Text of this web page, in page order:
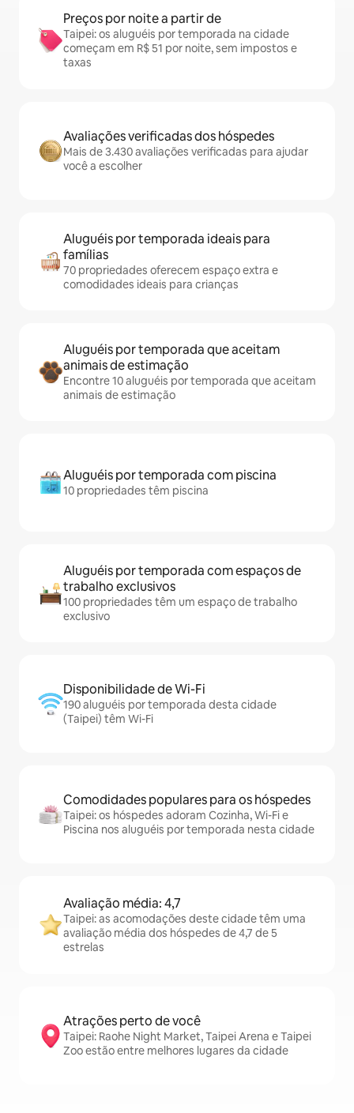
Preços por noite a partir de
Taipei: os aluguéis por temporada na cidade
começam em R$ 51 por noite, sem impostos e
taxas
Avaliações verificadas dos hóspedes
Mais de 3.430 avaliações verificadas para ajudar
você a escolher
Aluguéis por temporada ideais para
famílias
70 propriedades oferecem espaço extra e
comodidades ideais para crianças
Aluguéis por temporada que aceitam
animais de estimação
Encontre 10 aluguéis por temporada que aceitam
animais de estimação
Aluguéis por temporada com piscina
10 propriedades têm piscina
Aluguéis por temporada com espaços de
trabalho exclusivos
100 propriedades têm um espaço de trabalho
exclusivo
Disponibilidade de Wi-Fi
190 aluguéis por temporada desta cidade
(Taipei) têm Wi-Fi
Comodidades populares para os hóspedes
Taipei: os hóspedes adoram Cozinha, Wi-Fi e
Piscina nos aluguéis por temporada nesta cidade
Avaliação média: 4,7
Taipei: as acomodações deste cidade têm uma
avaliação média dos hóspedes de 4,7 de 5
estrelas
Atrações perto de você
Taipei: Raohe Night Market, Taipei Arena e Taipei
Zoo estão entre melhores lugares da cidade